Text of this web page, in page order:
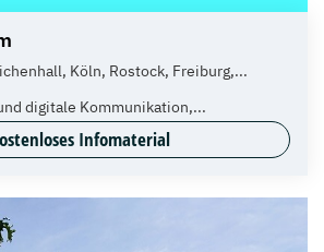
Köln, Rostock, Freiburg,...
digitale Kommunikation,...
Infomaterial